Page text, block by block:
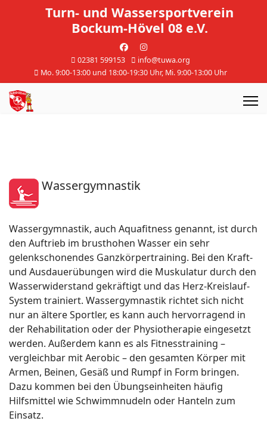
Turn- und Wassersportverein
Bockum-Hövel 08 e.V.
02381 599153
info@tuwa.org
Mo. 9:00-13:00 und 18:00-19:30 Uhr, Mi. 9:00-13:00 Uhr
Wassergymnastik
Wassergymnastik, auch Aquafitness genannt, ist durch
den Auftrieb im brusthohen Wasser ein sehr
gelenkschonendes Ganzkörpertraining. Bei den Kraft-
und Ausdauerübungen wird die Muskulatur durch den
Wasserwiderstand gekräftigt und das Herz-Kreislauf-
System trainiert. Wassergymnastik richtet sich nicht
nur an ältere Sportler, es kann auch hervorragend in
der Rehabilitation oder der Physiotherapie eingesetzt
werden. Außerdem kann es als Fitnesstraining –
vergleichbar mit Aerobic – den gesamten Körper mit
Armen, Beinen, Gesäß und Rumpf in Form bringen.
Dazu kommen bei den Übungseinheiten häufig
Hilfsmittel wie Schwimmnudeln oder Hanteln zum
Einsatz.